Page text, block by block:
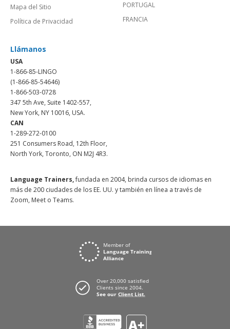
Mapa del Sitio
Política de Privacidad
PORTUGAL
FRANCIA
Llámanos
USA
1-866-85-LINGO
(1-866-85-54646)
1-866-503-0728
347 5th Ave, Suite 1402-557,
New York, NY 10016, USA.
CAN
1-289-272-0100
251 Consumers Road, 12th Floor,
North York, Toronto, ON M2J 4R3.
Language Trainers,fundada en 2004, brinda cursos de idiomas en
más de 200 ciudades de los EE. UU. y también en línea a través de
Zoom, Meet o Teams.